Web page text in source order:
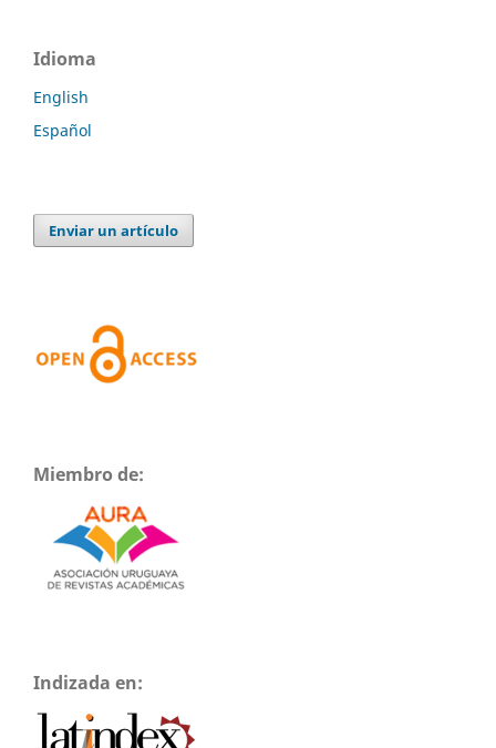
Idioma
English
Español
Enviar un artículo
Miembro de:
Indizada en: